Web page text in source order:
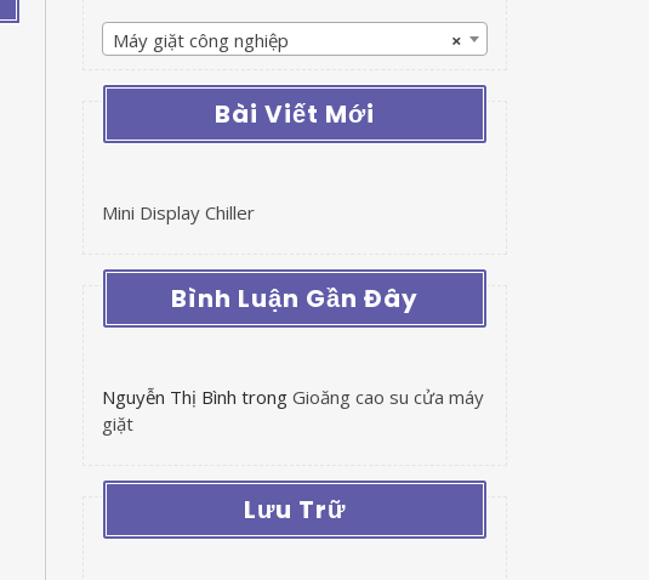
×
Máy giặt công nghiệp
Bài Viết Mới
Mini Display Chiller
Bình Luận Gần Đây
Nguyễn Thị Bình trong Gioăng cao su cửa máy
giặt
Lưu Trữ